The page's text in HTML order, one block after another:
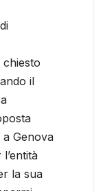
il
a
a Genova
l’entità
la sua